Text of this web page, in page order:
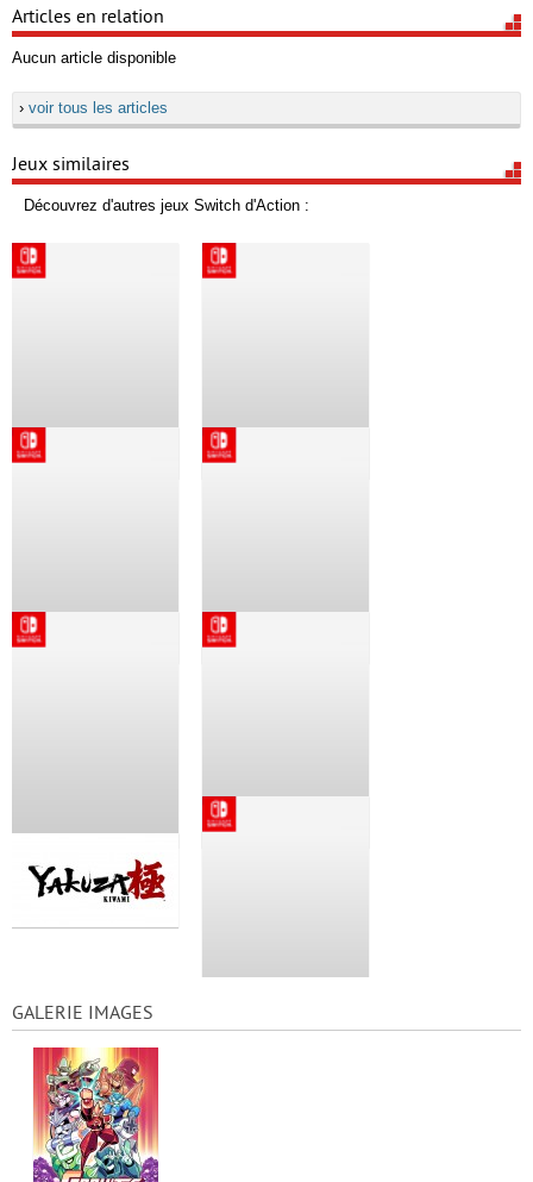
Articles en relation
Aucun article disponible
› voir tous les articles
Jeux similaires
Découvrez d'autres jeux Switch d'Action :
GALERIE IMAGES